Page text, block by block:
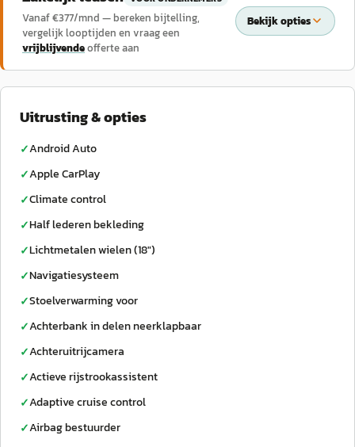
Vanaf €377/mnd — bereken bijtelling,
vergelijk looptijden en vraag een
vrijblijvendeofferte aan
Bekijk opties
Uitrusting & opties
✓Android Auto
✓Apple CarPlay
✓Climate control
✓Half lederen bekleding
✓Lichtmetalen wielen (18")
✓Navigatiesysteem
✓Stoelverwarming voor
✓Achterbank in delen neerklapbaar
✓Achteruitrijcamera
✓Actieve rijstrookassistent
✓Adaptive cruise control
✓Airbag bestuurder